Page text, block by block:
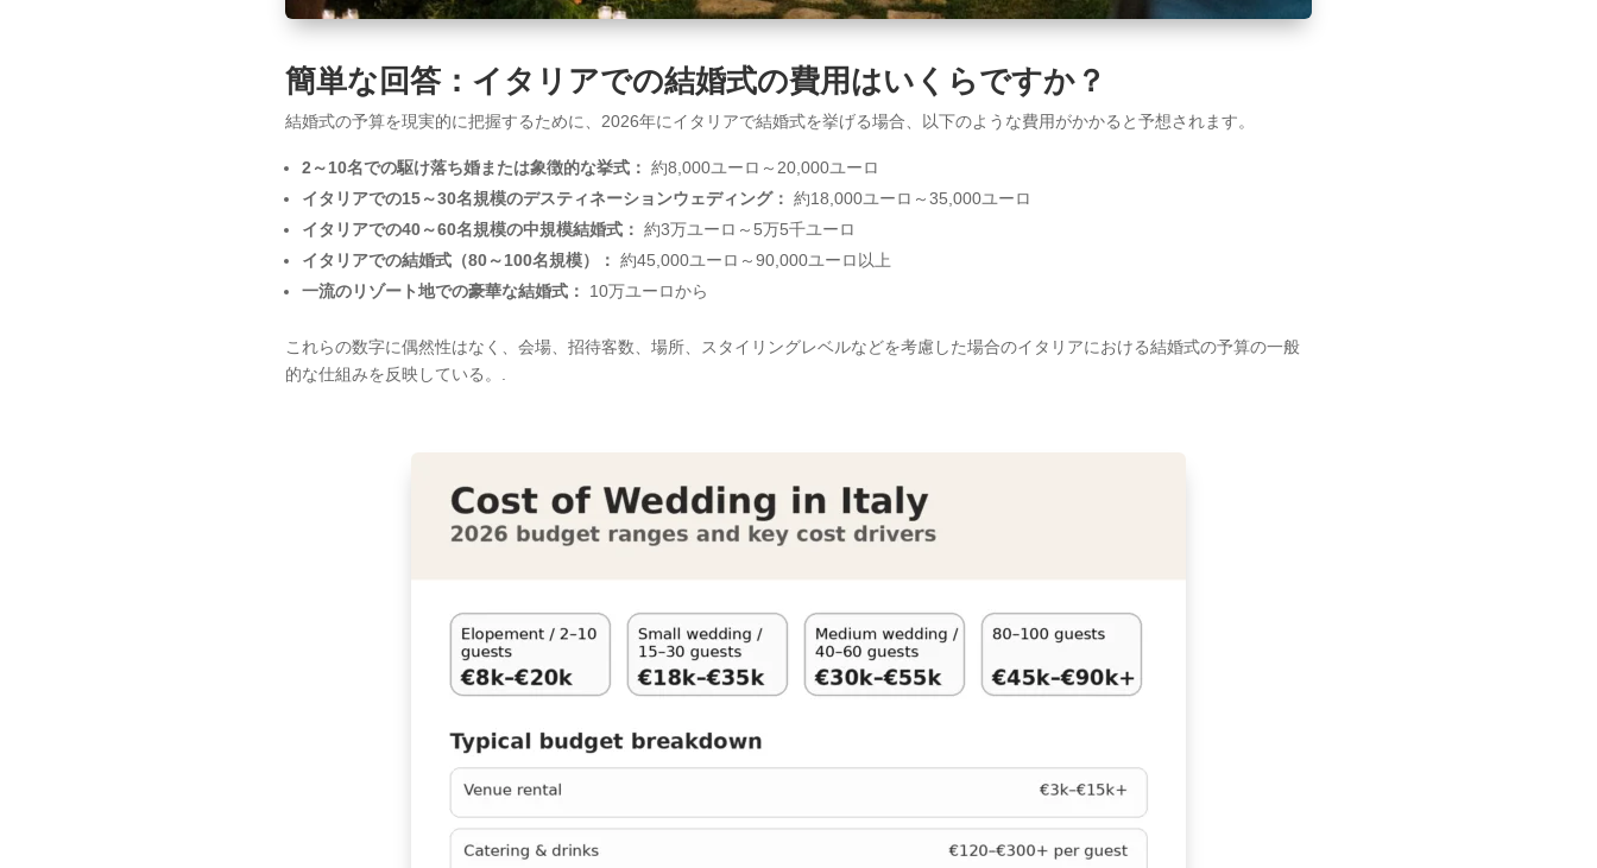
簡単な回答：イタリアでの結婚式の費用はいくらですか？
結婚式の予算を現実的に把握するために、2026年にイタリアで結婚式を挙げる場合、以下のような費用がかかると予想されます。
2～10名での駆け落ち婚または象徴的な挙式： 約8,000ユーロ～20,000ユーロ
イタリアでの15～30名規模のデスティネーションウェディング： 約18,000ユーロ～35,000ユーロ
イタリアでの40～60名規模の中規模結婚式： 約3万ユーロ～5万5千ユーロ
イタリアでの結婚式（80～100名規模）： 約45,000ユーロ～90,000ユーロ以上
一流のリゾート地での豪華な結婚式：
10万ユーロから
これらの数字に偶然性はなく、会場、招待客数、場所、スタイリングレベルなどを考慮した場合のイタリアにおける結婚式の予算の一般
的な仕組みを反映している。.